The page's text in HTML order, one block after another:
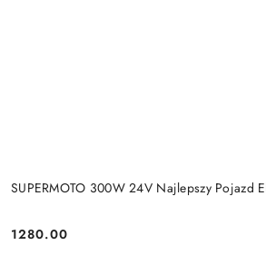
SUPERMOTO 300W 24V Najlepszy Pojazd
Cena:
1280.00